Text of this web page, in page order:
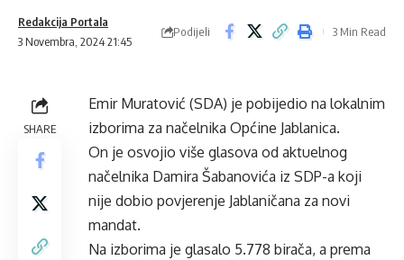
3 Novembra, 2024 21:45
Redakcija Portala
Podijeli 3 Min Read
SHARE
Emir Muratović (SDA) je pobijedio na lokalnim
izborima za načelnika Općine Jablanica.
On je osvojio više glasova od aktuelnog
načelnika Damira Šabanovića iz SDP-a koji
nije dobio povjerenje Jablaničana za novi
mandat.
Na izborima je glasalo 5.778 birača, a prema